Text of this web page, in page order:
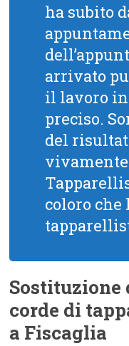
ha subito
arrivato
il lavoro in
preciso.
del
vivamente
coloro che
Sostituzione
corde di
a Fiscaglia